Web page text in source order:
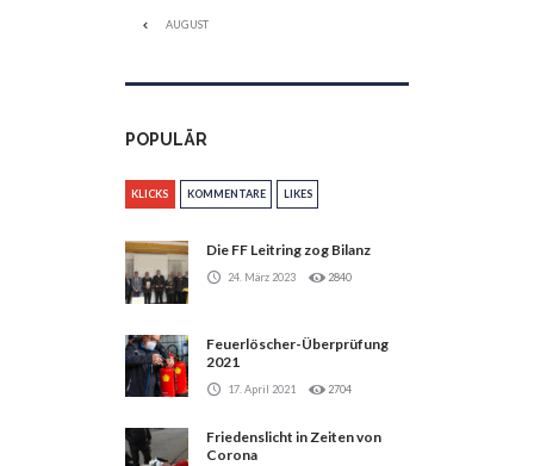
AUGUST
POPULÄR
KLICKS KOMMENTARE LIKES
Die FF Leitring zog Bilanz
24. März 2023 2840
Feuerlöscher-Überprüfung
2021
17. April 2021 2704
Friedenslicht in Zeiten von
Corona